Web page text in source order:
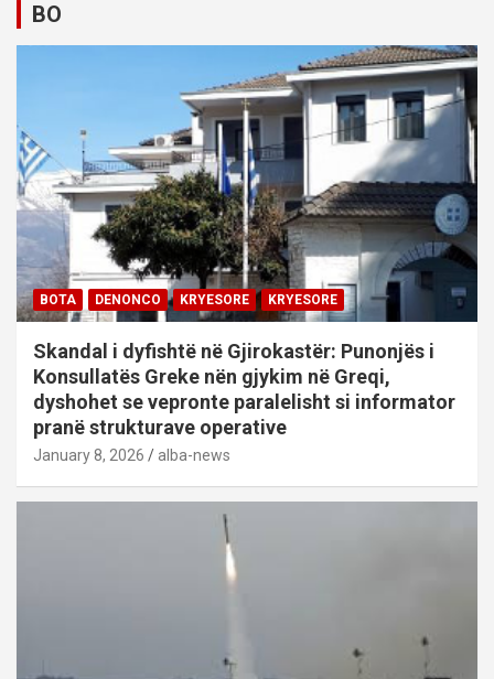
BO
BOTA DENONCO KRYESORE KRYESORE
Skandal i dyfishtë në Gjirokastër: Punonjës i
Konsullatës Greke nën gjykim në Greqi,
dyshohet se vepronte paralelisht si informator
pranë strukturave operative
January 8, 2026 alba-news